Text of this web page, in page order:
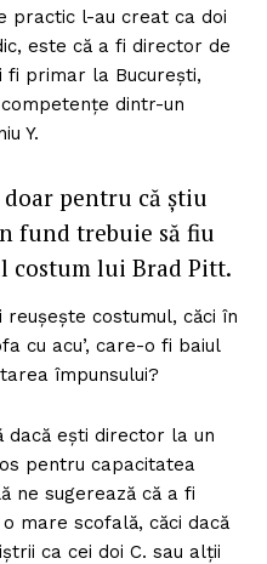
practic l-au creat ca doi
este că a fi director de
fi primar la București,
dintr-un
Y.
doar pentru că știu
fund trebuie să fiu
costum lui Brad Pitt.
costumul, căci în
cu acu’, care-o fi baiul
împunsului?
dacă ești director la un
pentru capacitatea
ne sugerează că a fi
mare scofală, căci dacă
ca cei doi C. sau alții